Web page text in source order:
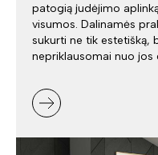
patogią judėjimo
visumos. Dalinamės
sukurti ne tik estetišką,
nepriklausomai nuo jos